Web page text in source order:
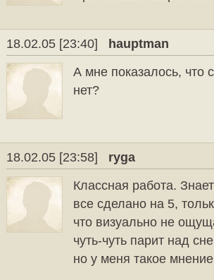
18.02.05 [23:40]
hauptman
А мне показалось, что
нет?
18.02.05 [23:58]
ryga
Классная работа.
все сделано на 5,
что визуально не
чуть-чуть парит над
но у меня такое